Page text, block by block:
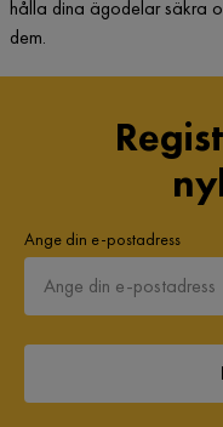
hålla dina ägodelar säkra
dem.
Ange din e-postadress